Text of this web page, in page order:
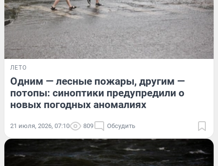
ЛЕТО
Одним — лесные пожары, другим —
потопы: синоптики предупредили о
новых погодных аномалиях
21 июля, 2026, 07:10 809 Обсудить